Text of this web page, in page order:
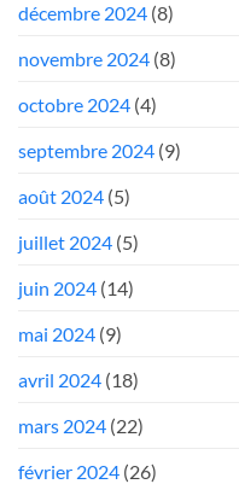
décembre 2024 (8)
novembre 2024 (8)
octobre 2024 (4)
septembre 2024 (9)
août 2024 (5)
juillet 2024 (5)
juin 2024 (14)
mai 2024 (9)
avril 2024 (18)
mars 2024 (22)
février 2024 (26)